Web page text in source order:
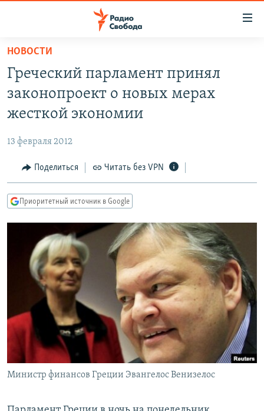
упрощенного
доступа
основному
Вернутся
Вернутся
ПОДКАСТЫ
АВТОРСКИЕ ПРОЕКТЫ
МНЕНИЯ
КУЛЬТУРА
КАВКАЗ.РЕАЛИИ
СЕВЕР.РЕАЛИИ
СИБИРЬ.РЕАЛИИ
РАСПИСАНИЕ ВЕЩАНИЯ
ПОДПИШИТЕСЬ НА РАССЫЛКУ
СОЦИАЛЬНЫЕ СЕТИ
НОВОСТИ
Греческий парламент принял
законопроект о новых мерах
жесткой экономии
13 февраля 2012
Поделиться Читать без VPN
Приоритетный источник в Google
Министр финансов Греции Эвангелос Венизелос